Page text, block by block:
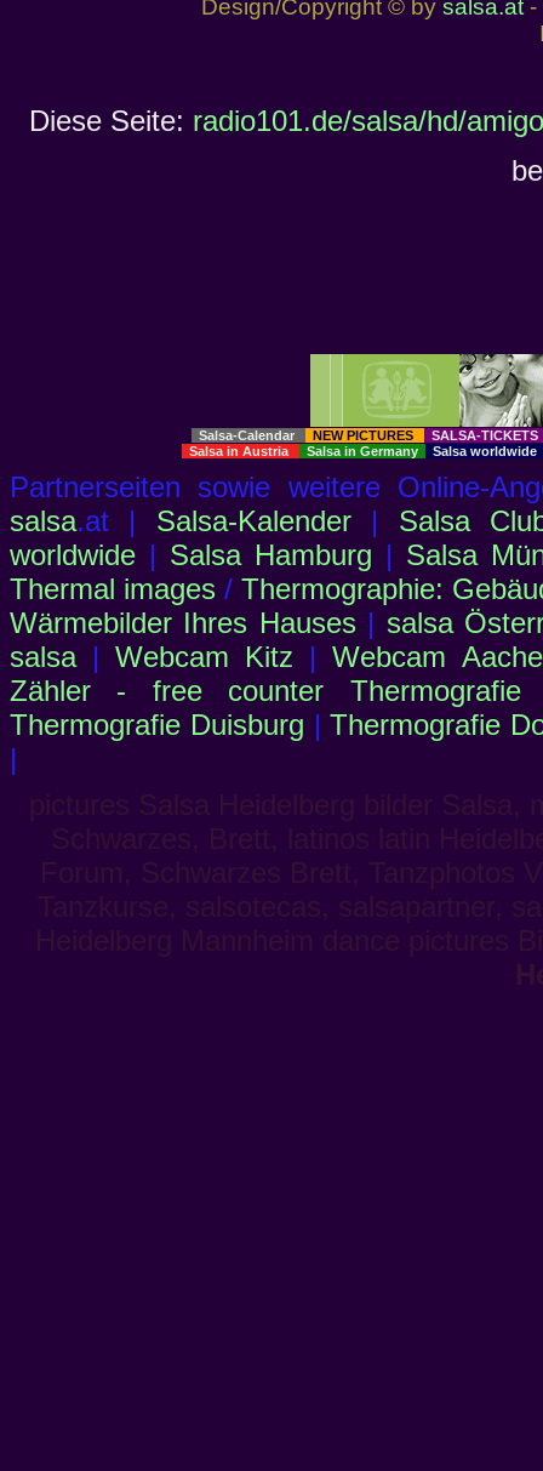
Design/Copyright © by salsa.at-
Diese Seite: radio101.de/salsa/hd/
Salsa-Calendar NEW PICTURES
SALSA-
Salsa in Austria
Salsa in Germany Salsa worldwide
Partnerseiten sowie weitere Online-
salsa.at | Salsa-Kalender| Salsa
worldwide | Salsa Hamburg | Salsa
Thermal images / Thermographie:
Wärmebilder Ihres Hauses| salsa
salsa|Webcam Kitz |Webcam
Zähler - free counter Thermografie
Thermografie Duisburg |Thermografie
|